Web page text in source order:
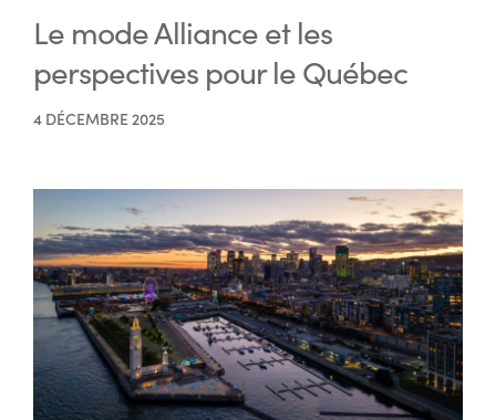
Le mode Alliance et les
perspectives pour le Québec
4 DÉCEMBRE 2025